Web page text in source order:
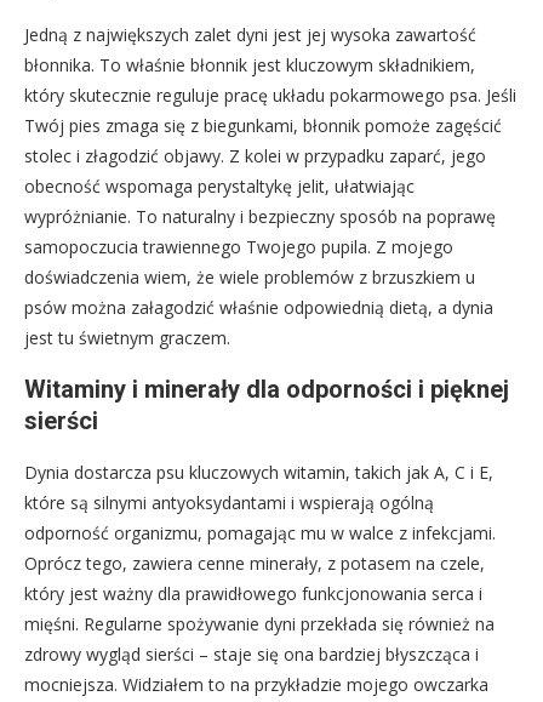
Jedną z największych zalet dyni jest jej wysoka zawartość
błonnika. To właśnie błonnik jest kluczowym składnikiem,
który skutecznie reguluje pracę układu pokarmowego psa. Jeśli
Twój pies zmaga się z biegunkami, błonnik pomoże zagęścić
stolec i złagodzić objawy. Z kolei w przypadku zaparć, jego
obecność wspomaga perystaltykę jelit, ułatwiając
wypróżnianie. To naturalny i bezpieczny sposób na poprawę
samopoczucia trawiennego Twojego pupila. Z mojego
doświadczenia wiem, że wiele problemów z brzuszkiem u
psów można załagodzić właśnie odpowiednią dietą, a dynia
jest tu świetnym graczem.
Witaminy i minerały dla odporności i pięknej
sierści
Dynia dostarcza psu kluczowych witamin, takich jak A, C i E,
które są silnymi antyoksydantami i wspierają ogólną
odporność organizmu, pomagając mu w walce z infekcjami.
Oprócz tego, zawiera cenne minerały, z potasem na czele,
który jest ważny dla prawidłowego funkcjonowania serca i
mięśni. Regularne spożywanie dyni przekłada się również na
zdrowy wygląd sierści – staje się ona bardziej błyszcząca i
mocniejsza. Widziałem to na przykładzie mojego owczarka